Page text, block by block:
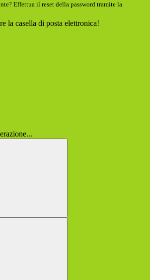
Effettua il reset della password tramite la
la casella di posta elettronica!